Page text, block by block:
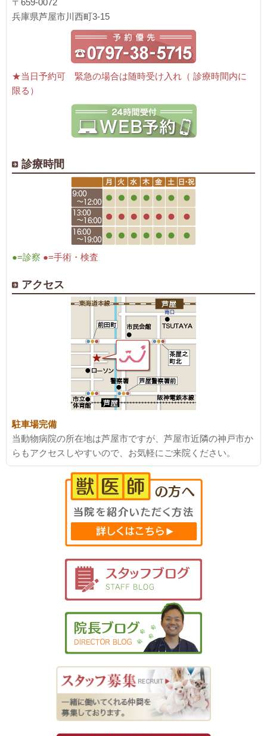
〒659-0072
兵庫県芦屋市川西町3-15
★当日予約可 緊急の場合は随時受け入れ（ 診療時間内に
限る）
診療時間
●=診察 ●=手術・検査
アクセス
駐車場完備
当動物病院の所在地は芦屋市ですが、芦屋市近隣の神戸市か
らもアクセスしやすいので、お気軽にご来院ください。